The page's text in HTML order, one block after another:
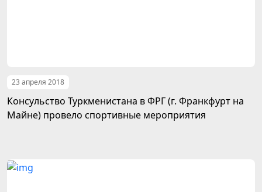
23 апреля 2018
Консульство Туркменистана в ФРГ (г. Франкфурт на
Майне) провело спортивные мероприятия